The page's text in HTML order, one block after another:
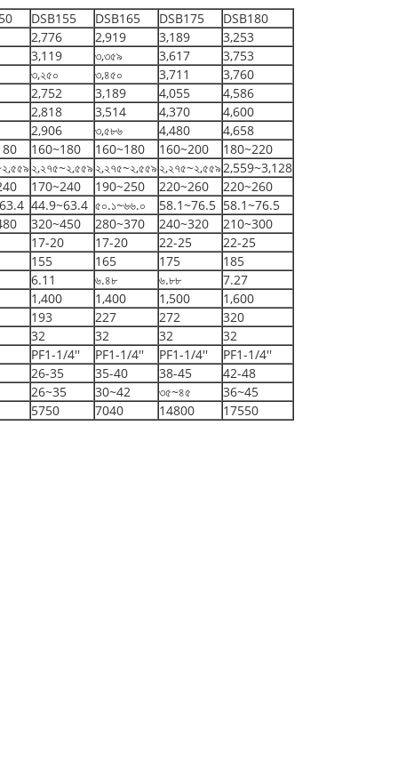
DSB155 DSB165 DSB175
DSB180
2,776 2,919 3,189
3,253
3,119 ৩,৩৫৯ 3,617
3,753
৩,২৫০ ৩,৪৫০ 3,711
3,760
2,752 3,189 4,055
4,586
2,818 3,514 4,370
4,600
2,906 ৩,৫৮৬ 4,480
4,658
160~180 160~180 160~200
180~220
২,২৭৫~২,৫৫৯২,২৭৫~২,৫৫৯২,২৭৫~২,৫৫৯2,559~3,128
170~240 190~250 220~260
220~260
44.9~63.4 ৫০.১~৬৬.০ 58.1~76.5 58.1~76.5
320~450 280~370 240~320
210~300
17-20 17-20 22-25
22-25
155 165 175
185
6.11 ৬.৪৮ ৬.৮৮
7.27
1,400 1,400 1,500
1,600
193 227 272
320
32 32 32
32
PF1-1/4'' PF1-1/4'' PF1-1/4''
PF1-1/4''
26-35 35-40 38-45
42-48
26~35 30~42 ৩৫~৪৫
36~45
5750 7040 14800 17550